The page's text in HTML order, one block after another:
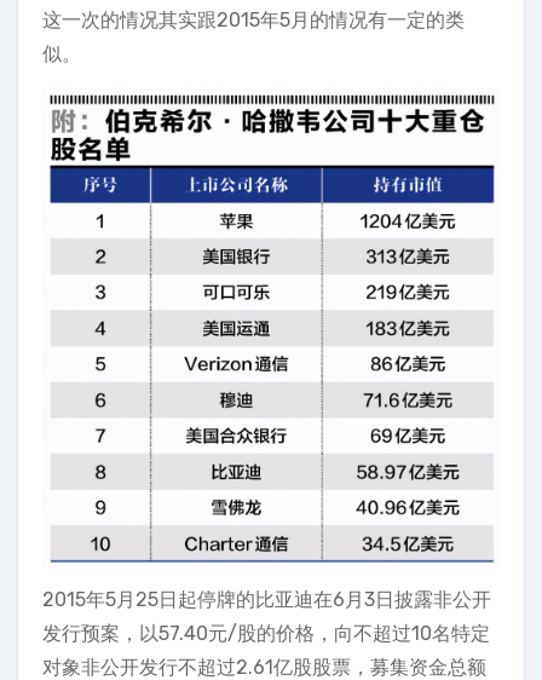
这一次的情况其实跟2015年5月的情况有一定的类
似。
2015年5月25日起停牌的比亚迪在6月3日披露非公开
发行预案，以57.40元/股的价格，向不超过10名特定
对象非公开发行不超过2.61亿股股票，募集资金总额